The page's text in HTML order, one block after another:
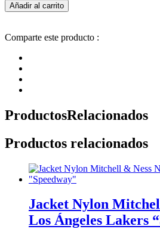
Añadir al carrito
Comparte este producto :
ProductosRelacionados
Productos relacionados
Jacket Nylon
Los Ángeles Lakers